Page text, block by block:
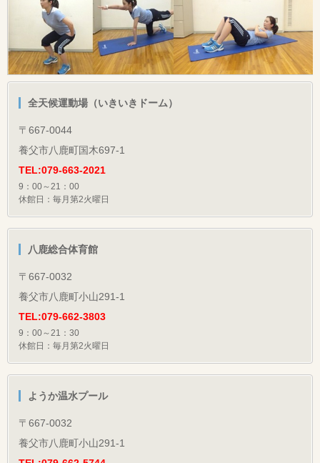
全天候運動場（いきいきドーム）
〒667-0044
養父市八鹿町国木697-1
TEL:079-663-2021
9：00～21：00
休館日：毎月第2火曜日
八鹿総合体育館
〒667-0032
養父市八鹿町小山291-1
TEL:079-662-3803
9：00～21：30
休館日：毎月第2火曜日
ようか温水プール
〒667-0032
養父市八鹿町小山291-1